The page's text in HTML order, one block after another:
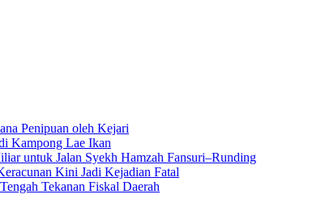
Penipuan oleh Kejari
Kampong Lae Ikan
untuk Jalan Syekh Hamzah Fansuri–Runding
Kini Jadi Kejadian Fatal
Tekanan Fiskal Daerah